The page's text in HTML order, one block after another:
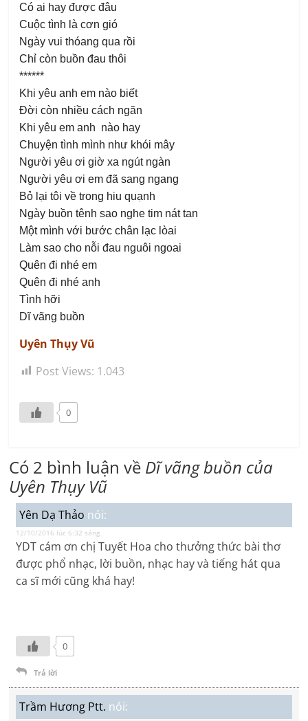
Có ai hay được đâu
Cuộc tình là cơn gió
Ngày vui thóang qua rồi
Chỉ còn buồn đau thôi
******
Khi yêu anh em nào biết
Đời còn nhiều cách ngăn
Khi yêu em anh nào hay
Chuyện tình mình như khói mây
Người yêu ơi giờ xa ngút ngàn
Người yêu ơi em đã sang ngang
Bỏ lại tôi về trong hiu quạnh
Ngày buồn tênh sao nghe tim nát tan
Một mình với bước chân lạc lòai
Làm sao cho nỗi đau nguôi ngoai
Quên đi nhé em
Quên đi nhé anh
Tình hỡi
Dĩ vãng buồn
Uyên Thụy Vũ
Post Views: 1.043
0
Có 2 bình luận về Dĩ vãng buồn của
Uyên Thụy Vũ
Yên Dạ Thảo nói:
12/10/2016 lúc 6:32 sáng
YDT cám ơn chị Tuyết Hoa cho thưởng thức bài thơ
được phổ nhạc, lời buồn, nhạc hay và tiếng hát qua
ca sĩ mới cũng khá hay!
0
Trả lời
Trầm Hương Ptt. nói: